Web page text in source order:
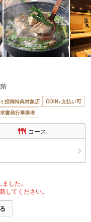
投稿特典対象店
COIN+支払い可
書発行事業者
コース
した。
してください。